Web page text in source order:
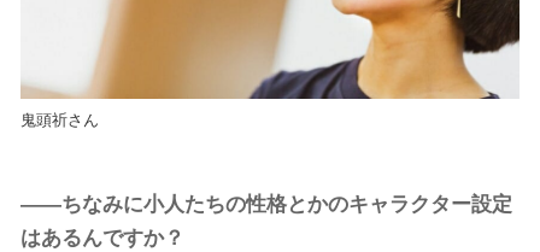
鬼頭祈さん
――ちなみに小人たちの性格とかのキャラクター設定
はあるんですか？